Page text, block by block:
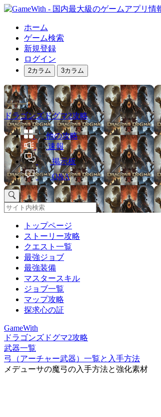
ホーム
ゲーム検索
新規登録
ログイン
2カラム 3カラム
ドラゴンズドグマ2攻略
他の攻略
速報
掲示板
Q&A
トップページ
ストーリー攻略
クエスト一覧
最強ジョブ
最強装備
マスタースキル
ジョブ一覧
マップ攻略
探求心の証
GameWith
ドラゴンズドグマ2攻略
武器一覧
弓（アーチャー武器）一覧と入手方法
メデューサの魔弓の入手方法と強化素材